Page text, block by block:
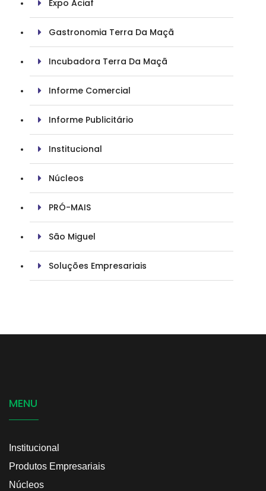
Expo Aciaf
Gastronomia Terra Da Maçã
Incubadora Terra Da Maçã
Informe Comercial
Informe Publicitário
Institucional
Núcleos
PRÓ-MAIS
São Miguel
Soluções Empresariais
MENU
Institucional
Produtos Empresariais
Núcleos